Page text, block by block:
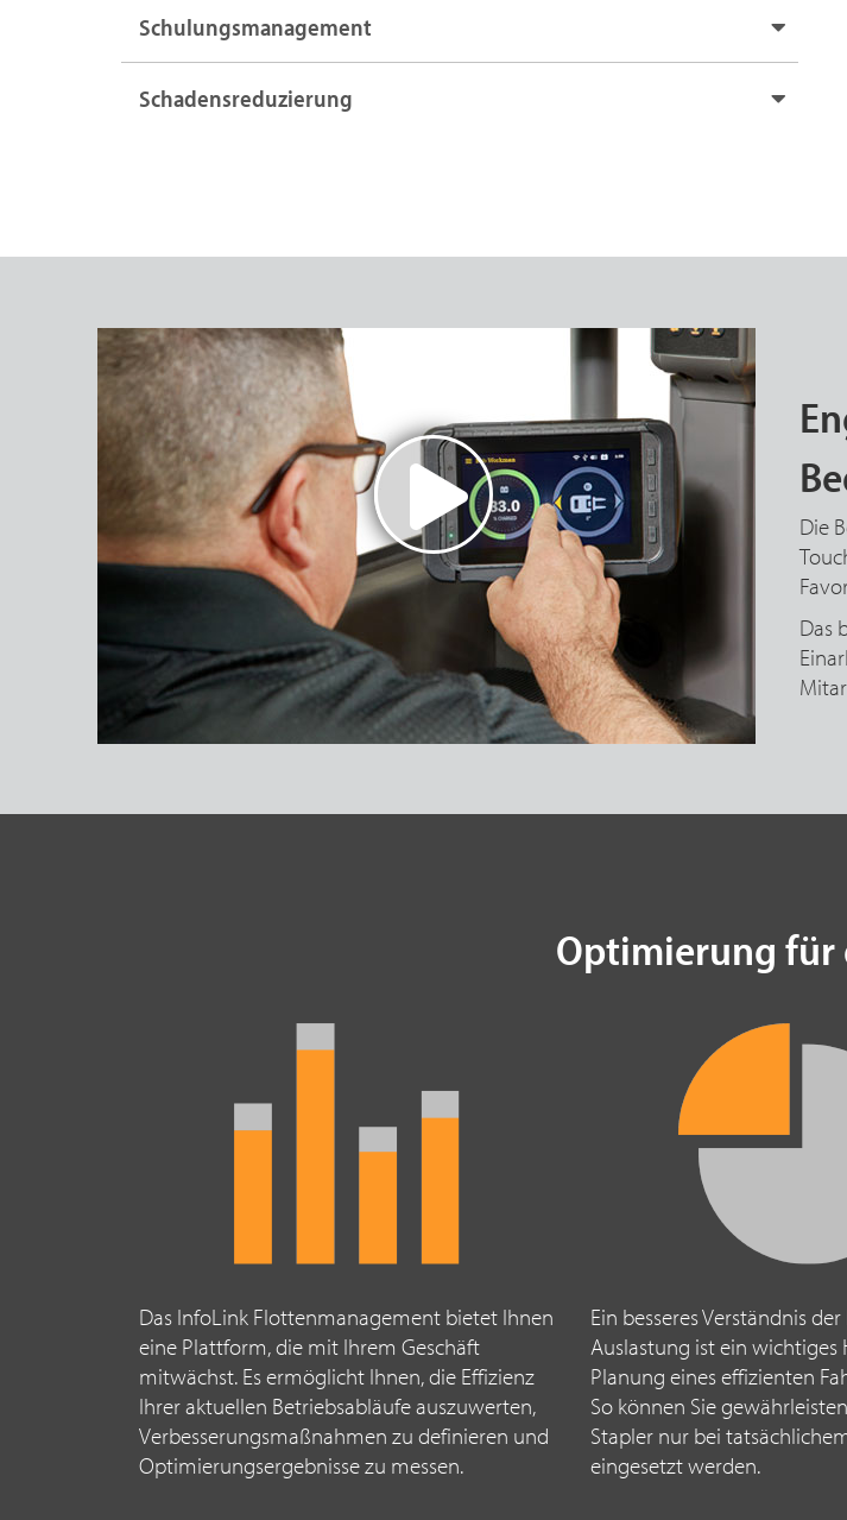
Schulungsmanagement
Schadensreduzierung
Die
Das
Optimierung
Das InfoLink Flottenmanagement bietet Ihnen
eine Plattform, die mit Ihrem Geschäft
mitwächst. Es ermöglicht Ihnen, die Effizienz
Ihrer aktuellen Betriebsabläufe auszuwerten,
Verbesserungsmaßnahmen zu definieren und
Optimierungsergebnisse zu messen.
Ein besseres Verständnis
Auslastung ist ein
Planung eines effizienten
So können Sie
Stapler nur bei
eingesetzt werden.